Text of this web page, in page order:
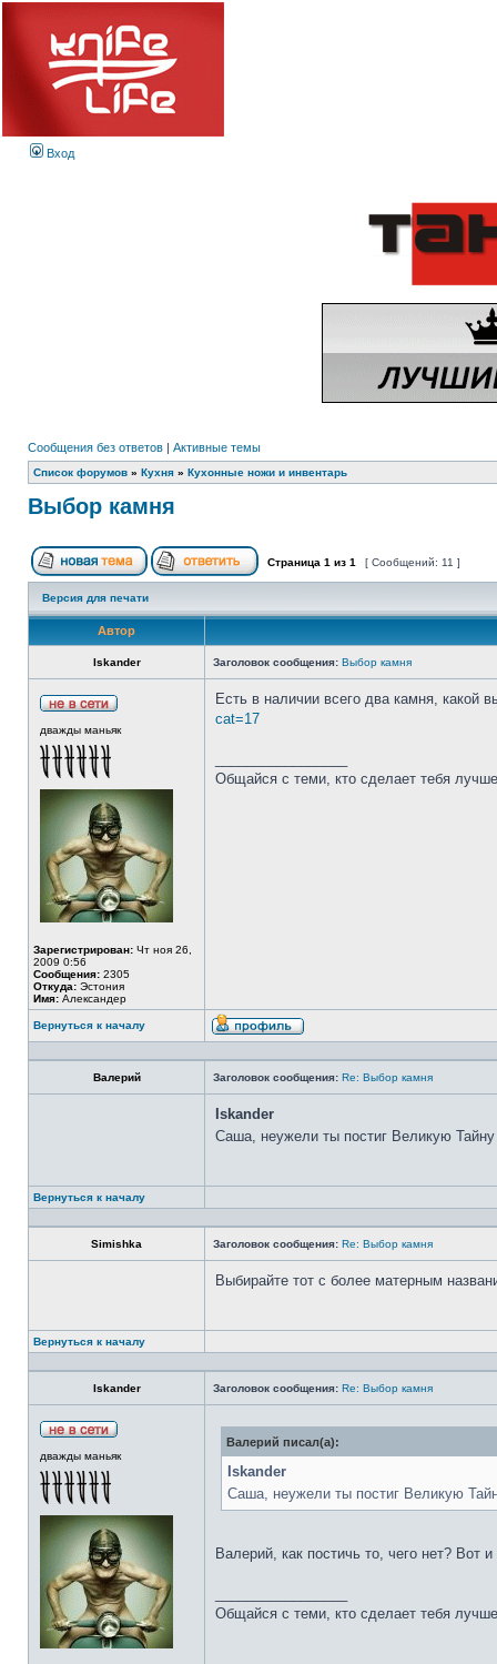
Вход
Сообщения без ответов | Активные темы
Список форумов » Кухня » Кухонные ножи и инвентарь
Выбор камня
Страница 1 из 1 [ Сообщений: 11 ]
Версия для печати
Автор
Iskander Заголовок сообщения: Выбор камня
дважды маньяк
Зарегистрирован: Чт ноя 26,
2009 0:56
Сообщения: 2305
Откуда: Эстония
Имя: Александер
Есть в наличии всего два камня, какой
cat=17
Общайся с теми, кто сделает тебя
Вернуться к началу
Валерий Заголовок сообщения: Re: Выбор камня
Iskander
Саша, неужели ты постиг Великую
Вернуться к началу
Simishka Заголовок сообщения: Re: Выбор камня
Выбирайте тот с более матерным
Вернуться к началу
Iskander Заголовок сообщения: Re: Выбор камня
дважды маньяк
Валерий писал(а):
Iskander
Саша, неужели ты постиг Великую
Валерий, как постичь то, чего нет? Вот
Общайся с теми, кто сделает тебя